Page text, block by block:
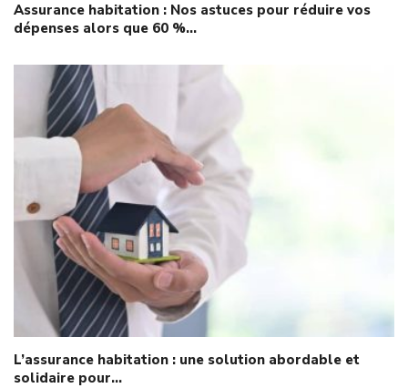
Assurance habitation : Nos astuces pour réduire vos
dépenses alors que 60 %…
L’assurance habitation : une solution abordable et
solidaire pour…